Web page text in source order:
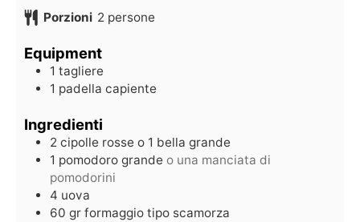
Porzioni 2 persone
Equipment
1 tagliere
1 padella capiente
Ingredienti
2 cipolle rosse o 1 bella grande
1 pomodoro grande o una manciata di
pomodorini
4 uova
60 gr formaggio tipo scamorza